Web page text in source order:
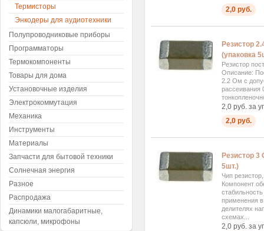
2,0 руб.
Резистор
(упаковка
Резистор
Описание:
2.2 Ом с
рассеивания
2,0 руб. за
2,0 руб.
Резистор 3
5шт.)
Чип
Компонент
применения в
делителях
схемах...
2,0 руб. за
Термисторы
Энкодеры для аудиотехники
Полупроводниковые приборы
Программаторы
Термокомпоненты
Товары для дома
Установочные изделия
Электрокоммутация
Механика
Инструменты
Материалы
Запчасти для бытовой техники
Солнечная энергия
Разное
Распродажа
Динамики малогабаритные,
капсюли, микрофоны